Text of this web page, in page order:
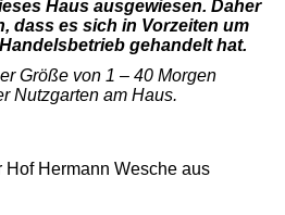
Haus ausgewiesen. Daher
dass es sich in Vorzeiten um
gehandelt hat.
Größe von 1 – 40 Morgen
Nutzgarten am Haus.
Hof Hermann Wesche aus